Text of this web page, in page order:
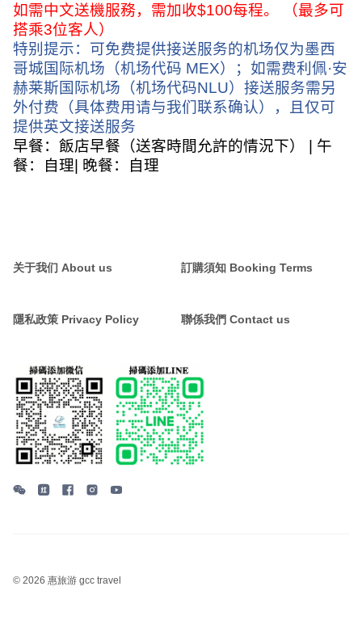
如需中文送機服務，需加收$100每程。 （最多可
搭乘3位客人）
特别提示：可免费提供接送服务的机场仅为墨西
哥城国际机场（机场代码 MEX）；如需费利佩·安
赫莱斯国际机场（机场代码NLU）接送服务需另
外付费（具体费用请与我们联系确认），且仅可
提供英文接送服务
早餐：飯店早餐（送客時間允許的情況下）
午
餐：自理
晚餐：自理
关于我们 About us 訂購須知 Booking Terms
隱私政策 Privacy Policy 聯係我們 Contact us
© 2026 惠旅游 gcc travel